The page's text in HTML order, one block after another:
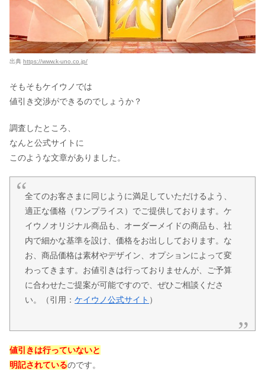
出典 https://www.k-uno.co.jp/
そもそもケイウノでは
値引き交渉ができるのでしょうか？
調査したところ、
なんと公式サイトに
このような文章がありました。
全てのお客さまに同じように満足していただけるよう、
適正な価格（ワンプライス）でご提供しております。ケ
イウノオリジナル商品も、オーダーメイドの商品も、社
内で細かな基準を設け、価格をお出ししております。な
お、商品価格は素材やデザイン、オプションによって変
わってきます。お値引きは行っておりませんが、ご予算
に合わせたご提案が可能ですので、ぜひご相談くださ
い。
（引用：ケイウノ公式サイト ）
値引きは行っていないと
明記されているのです。